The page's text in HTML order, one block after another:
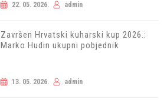
22. 05. 2026. admin
Završen Hrvatski kuharski kup 2026.:
Marko Hudin ukupni pobjednik
13. 05. 2026. admin